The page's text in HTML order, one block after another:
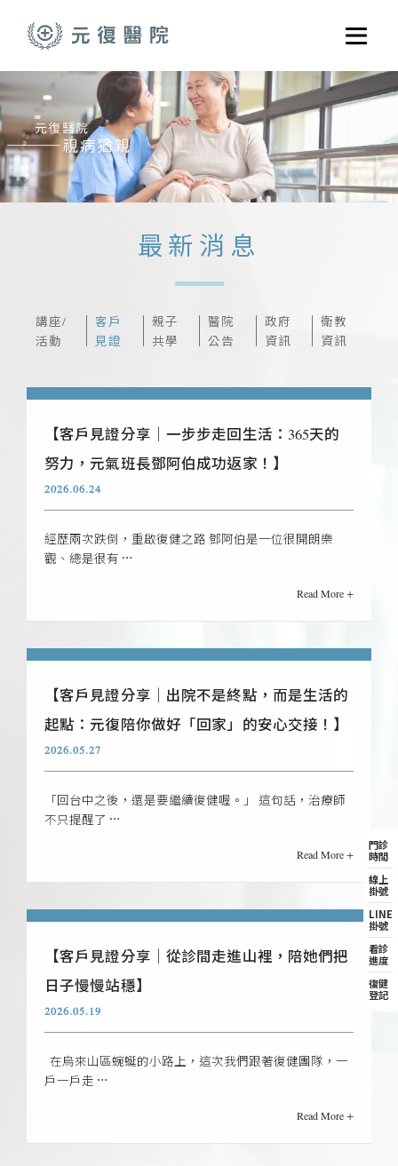
選單
關於元復
就醫指南
醫學門診
醫療養護服務
最新消息
講座/
活動
客戶
見證
親子
共學
醫院
公告
政府
資訊
衛教
資訊
【客戶見證分享｜一步步走回生活：365天的
努力，元氣班長鄧阿伯成功返家！】
2026.06.24
經歷兩次跌倒，重啟復健之路 鄧阿伯是一位很開朗樂
觀、總是很有 …
Read More +
【客戶見證分享｜出院不是終點，而是生活的
起點：元復陪你做好「回家」的安心交接！】
2026.05.27
「回台中之後，還是要繼續復健喔。」 這句話，治療師
不只提醒了 …
Read More +
【客戶見證分享｜從診間走進山裡，陪她們把
日子慢慢站穩】
2026.05.19
在烏來山區蜿蜒的小路上，這次我們跟著復健團隊，一
戶一戶走 …
Read More +
門診
時間
線上
掛號
LINE
掛號
看診
進度
復健
登記